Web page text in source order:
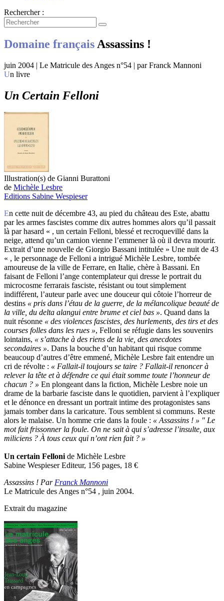
Rechercher :
Domaine français Assassins !
juin 2004 | Le Matricule des Anges n°54 | par Franck Mannoni
Un livre
Un Certain Felloni
Illustration(s) de Gianni Burattoni
de Michèle Lesbre
Editions Sabine Wespieser
En cette nuit de décembre 43, au pied du château des Este, abattu
par les armes fascistes comme dix autres hommes alors qu’il passait
là par hasard « , un certain Felloni, blessé et recroquevillé dans la
neige, attend qu’un camion vienne l’emmener là où il devra mourir.
Extrait d’une nouvelle de Giorgio Bassani intitulée » Une nuit de 43
« , le personnage de Felloni a intrigué Michèle Lesbre, tombée
amoureuse de la ville de Ferrare, en Italie, chère à Bassani. En
faisant de Felloni l’ange contemplateur qui dresse le portrait du
microcosme ferrarais fasciste, résistant ou tout simplement
indifférent, l’auteur parle avec une douceur qui côtoie l’horreur de
destins « pris dans l’étau de la guerre, de la mélancolique beauté de
la ville, du delta alangui entre brume et ciel bas ». Quand dans la
nuit résonne « des violences fascistes, des hurlements, des tirs et des
courses folles dans les rues », Felloni se réfugie dans les souvenirs
lointains, « s’attache à des riens de la vie, des anecdotes
secondaires ». Dans la bouche d’un habitant qui risque comme
beaucoup d’autres d’être emmené, Michèle Lesbre fait entendre un
cri de révolte : « Fallait-il toujours se taire ? Fallait-il renoncer à
relever la tête et à défendre ce qui était somme toute l’honneur de
chacun ? » En plongeant dans la fiction, Michèle Lesbre noie un
drame de la barbarie fasciste dans le quotidien, parvient à l’expliquer
et le dénonce en dressant un portrait intime des protagonistes sans
jamais tomber dans la caricature. Tous semblent si communs. Reste
alors le malaise. Un homme crie dans la foule : « Assassins ! » " Le
mot fait frissonner la foule. On ne sait à qui s’adresse l’insulte, aux
miliciens ? À tous ceux qui n’ont rien fait ? »
Un certain Fellonide Michèle Lesbre
Sabine Wespieser Editeur, 156 pages, 18 €
Assassins ! ParFranck Mannoni
Le Matricule des Anges n°54 , juin 2004.
Extrait du magazine